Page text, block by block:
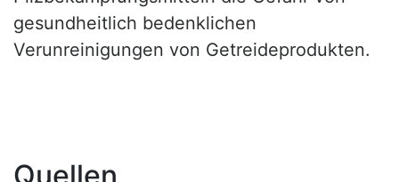
gesundheitlich bedenklichen
Verunreinigungen von Getreideprodukten.